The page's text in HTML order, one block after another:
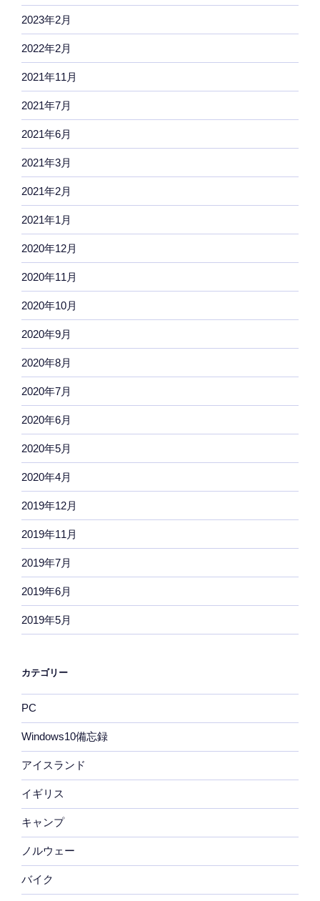
2023年2月
2022年2月
2021年11月
2021年7月
2021年6月
2021年3月
2021年2月
2021年1月
2020年12月
2020年11月
2020年10月
2020年9月
2020年8月
2020年7月
2020年6月
2020年5月
2020年4月
2019年12月
2019年11月
2019年7月
2019年6月
2019年5月
カテゴリー
PC
Windows10備忘録
アイスランド
イギリス
キャンプ
ノルウェー
バイク